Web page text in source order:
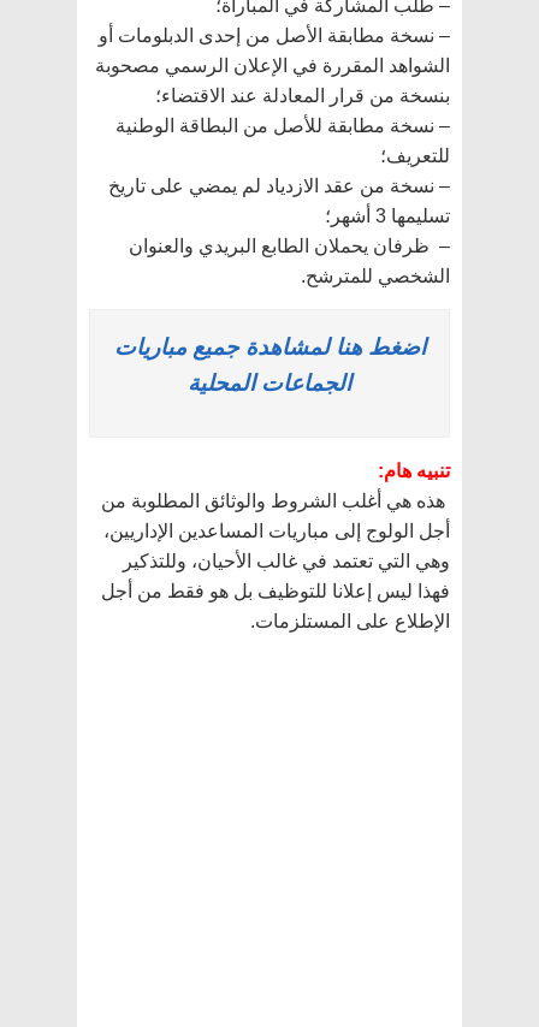
– طلب المشاركة في المباراة؛
– نسخة مطابقة الأصل من إحدى الدبلومات أو
الشواهد المقررة في الإعلان الرسمي مصحوبة
بنسخة من قرار المعادلة عند الاقتضاء؛
– نسخة مطابقة للأصل من البطاقة الوطنية
للتعريف؛
– نسخة من عقد الازدياد لم يمضي على تاريخ
تسليمها 3 أشهر؛
– ظرفان يحملان الطابع البريدي والعنوان
الشخصي للمترشح.
اضغط هنا لمشاهدة جميع مباريات
الجماعات المحلية
تنبيه هام:
هذه هي أغلب الشروط والوثائق المطلوبة من
أجل الولوج إلى مباريات المساعدين الإداريين،
وهي التي تعتمد في غالب الأحيان، وللتذكير
فهذا ليس إعلانا للتوظيف بل هو فقط من أجل
الإطلاع على المستلزمات.